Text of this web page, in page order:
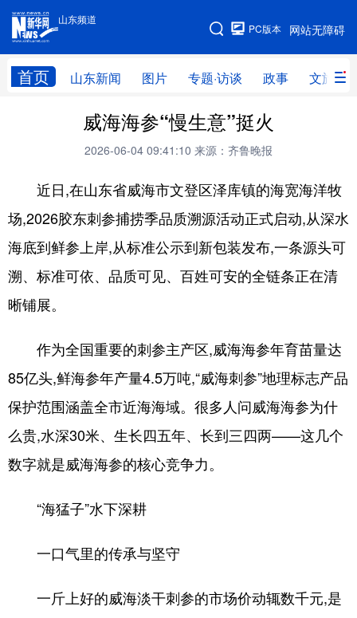
山东频道
网站无障碍
PC版本
首页 山东新闻 图片 专题·访谈 政事 文旅
手机版
网站地图
高层 时政
财经 网评
台湾 思客智库 全球连线 教育
科技 科普 体育 文化
健康 军事 访谈 视频
图片 中央文件 金融 汽车
溯源中国 城市 旅游 能源
会展 彩票 娱乐 时尚
亚太网 上市公司 投教基地
地方频道
首页 山东新闻
威海海参“慢生意”挺火
2026-06-04 09:41:10 来源：齐鲁晚报
近日,在山东省威海市文登区泽库镇的海宽海洋牧
场,2026胶东刺参捕捞季品质溯源活动正式启动,从深水
海底到鲜参上岸,从标准公示到新包装发布,一条源头可
溯、标准可依、品质可见、百姓可安的全链条正在清
晰铺展。
作为全国重要的刺参主产区,威海海参年育苗量达
85亿头,鲜海参年产量4.5万吨,“威海刺参”地理标志产品
保护范围涵盖全市近海海域。很多人问威海海参为什
么贵,水深30米、生长四五年、长到三四两——这几个
数字就是威海海参的核心竞争力。
“海猛子”水下深耕
一口气里的传承与坚守
一斤上好的威海淡干刺参的市场价动辄数千元,是